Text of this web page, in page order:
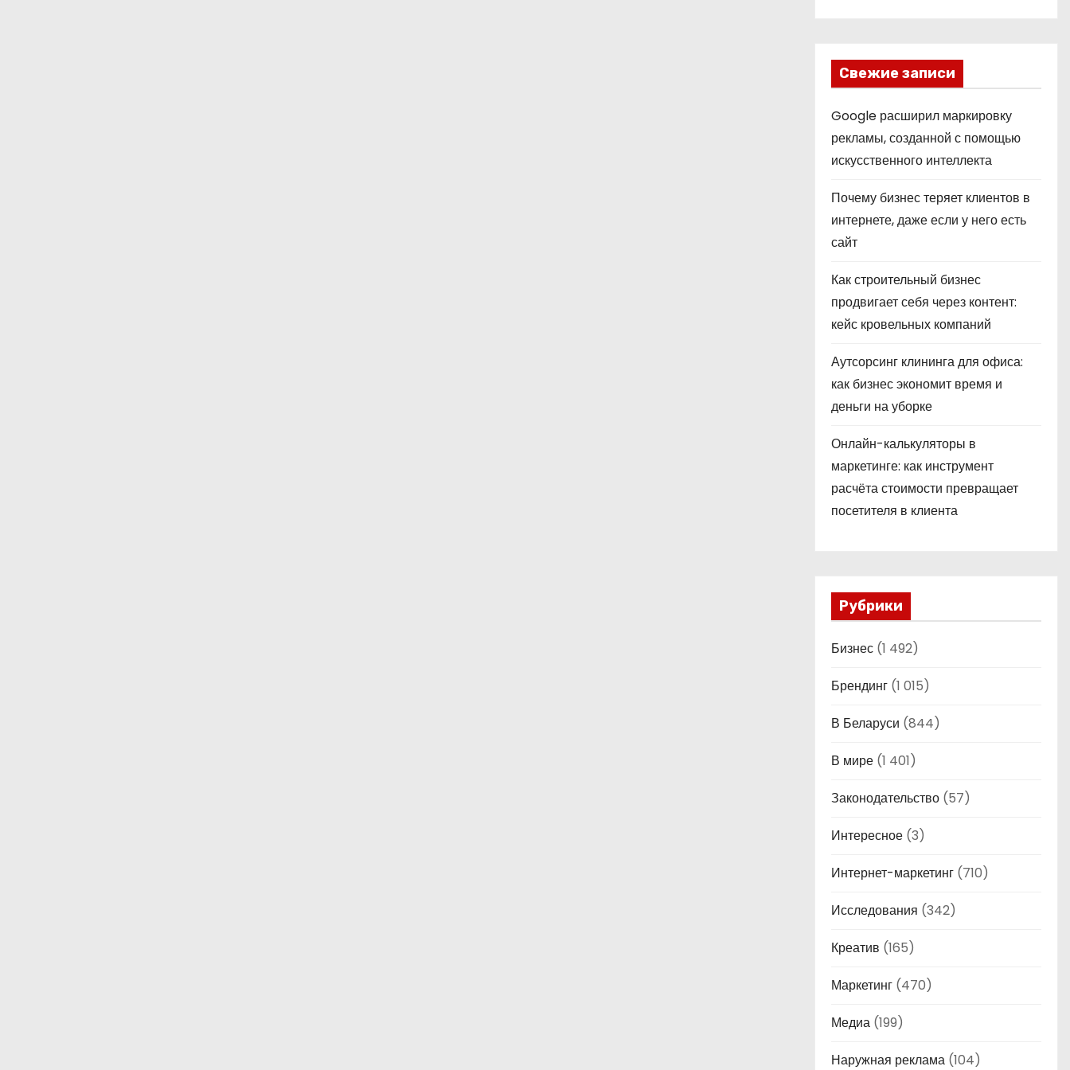
Свежие записи
Google расширил маркировку
рекламы, созданной с помощью
искусственного интеллекта
Почему бизнес теряет клиентов в
интернете, даже если у него есть
сайт
Как строительный бизнес
продвигает себя через контент:
кейс кровельных компаний
Аутсорсинг клининга для офиса:
как бизнес экономит время и
деньги на уборке
Онлайн-калькуляторы в
маркетинге: как инструмент
расчёта стоимости превращает
посетителя в клиента
Рубрики
Бизнес (1 492)
Брендинг (1 015)
В Беларуси (844)
В мире (1 401)
Законодательство (57)
Интересное (3)
Интернет-маркетинг (710)
Исследования (342)
Креатив (165)
Маркетинг (470)
Медиа (199)
Наружная реклама (104)